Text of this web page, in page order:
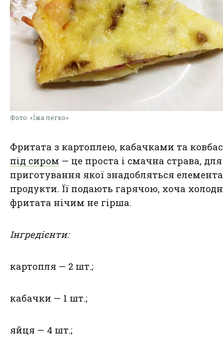
Фото: «Їжа легко»
Фритата з картоплею, кабачками та
під сиром — це проста і смачна страва, для
приготування якої знадобляться
продукти. Її подають гарячою, хоча
фритата нічим не гірша.
Інгредієнти:
картопля — 2 шт.;
кабачки — 1 шт.;
яйця — 4 шт.;